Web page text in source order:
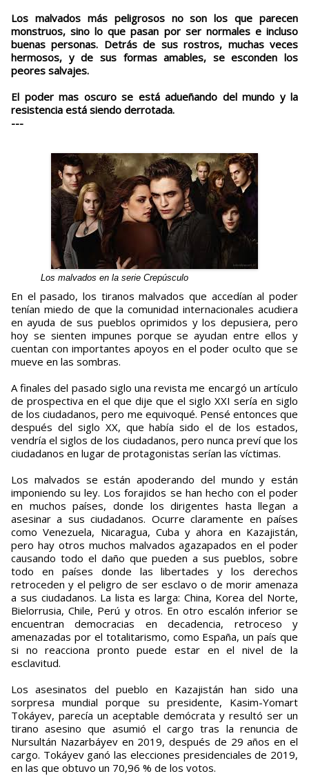
Los malvados más peligrosos no son los que parecen
monstruos, sino lo que pasan por ser normales e incluso
buenas personas. Detrás de sus rostros, muchas veces
hermosos, y de sus formas amables, se esconden los
peores salvajes.
El poder mas oscuro se está adueñando del mundo y la
resistencia está siendo derrotada.
---
Los malvados en la serie Crepúsculo
En el pasado, los tiranos malvados que accedían al poder
tenían miedo de que la comunidad internacionales acudiera
en ayuda de sus pueblos oprimidos y los depusiera, pero
hoy se sienten impunes porque se ayudan entre ellos y
cuentan con importantes apoyos en el poder oculto que se
mueve en las sombras.
A finales del pasado siglo una revista me encargó un artículo
de prospectiva en el que dije que el siglo XXI sería en siglo
de los ciudadanos, pero me equivoqué. Pensé entonces que
después del siglo XX, que había sido el de los estados,
vendría el siglos de los ciudadanos, pero nunca preví que los
ciudadanos en lugar de protagonistas serían las víctimas.
Los malvados se están apoderando del mundo y están
imponiendo su ley. Los forajidos se han hecho con el poder
en muchos países, donde los dirigentes hasta llegan a
asesinar a sus ciudadanos. Ocurre claramente en países
como Venezuela, Nicaragua, Cuba y ahora en Kazajistán,
pero hay otros muchos malvados agazapados en el poder
causando todo el daño que pueden a sus pueblos, sobre
todo en países donde las libertades y los derechos
retroceden y el peligro de ser esclavo o de morir amenaza
a sus ciudadanos. La lista es larga: China, Korea del Norte,
Bielorrusia, Chile, Perú y otros. En otro escalón inferior se
encuentran democracias en decadencia, retroceso y
amenazadas por el totalitarismo, como España, un país que
si no reacciona pronto puede estar en el nivel de la
esclavitud.
Los asesinatos del pueblo en Kazajistán han sido una
sorpresa mundial porque su presidente, Kasim-Yomart
Tokáyev, parecía un aceptable demócrata y resultó ser un
tirano asesino que asumió el cargo tras la renuncia de
Nursultán Nazarbáyev en 2019, después de 29 años en el
cargo. Tokáyev ganó las elecciones presidenciales de 2019,
en las que obtuvo un 70,96 % de los votos.